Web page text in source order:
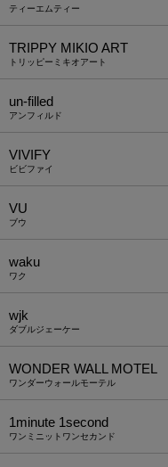
ティーエムティー
TRIPPY MIKIO ART
トリッピーミキオアート
un-filled
アンフィルド
VIVIFY
ビビファイ
VU
ブウ
waku
ワク
wjk
ダブルジェーケー
WONDER WALL MOTEL
ワンダーウォールモーテル
1minute​ 1second
ワンミニットワンセカンド